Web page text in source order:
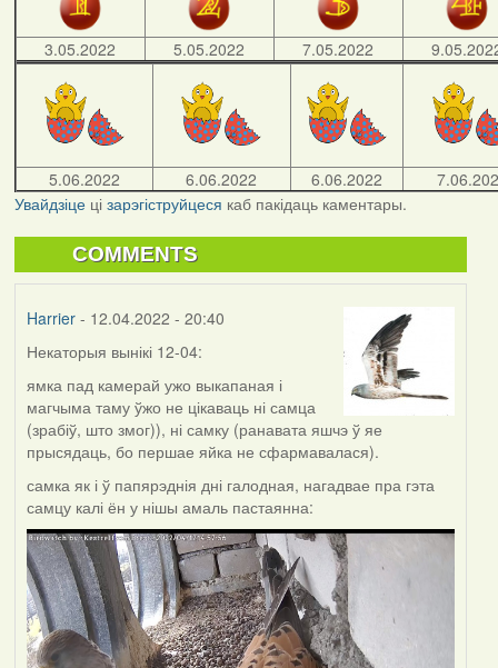
3.05.2022 5.05.2022 7.05.2022
5.06.2022 6.06.2022 6.06.2022
Увайдзіцеці зарэгіструйцеся каб пакідаць каментары.
COMMENTS
Harrier- 12.04.2022 - 20:40
Некаторыя вынікі 12-04:
ямка пад камерай ужо выкапаная і
магчыма таму ўжо не цікаваць ні самца
(зрабіў, што змог)), ні самку (ранавата яшчэ ў яе
прысядаць, бо першае яйка не сфармавалася).
самка як і ў папярэднія дні галодная, нагадвае пра гэта
самцу калі ён у нішы амаль пастаянна: